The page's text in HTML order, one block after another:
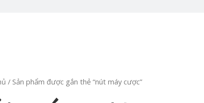
/ Sản phẩm được gắn thẻ “nút máy cược”